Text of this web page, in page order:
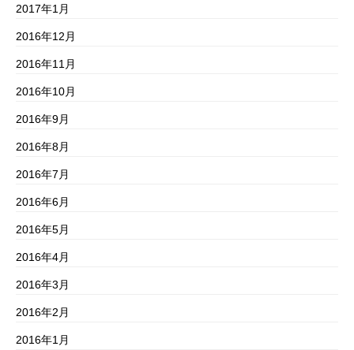
2017年1月
2016年12月
2016年11月
2016年10月
2016年9月
2016年8月
2016年7月
2016年6月
2016年5月
2016年4月
2016年3月
2016年2月
2016年1月